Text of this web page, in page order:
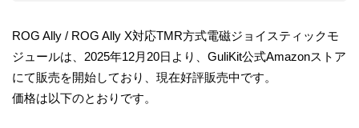
ROG Ally / ROG Ally X対応TMR方式電磁ジョイスティックモ
ジュールは、2025年12月20日より、GuliKit公式Amazonストア
にて販売を開始しており、現在好評販売中です。
価格は以下のとおりです。